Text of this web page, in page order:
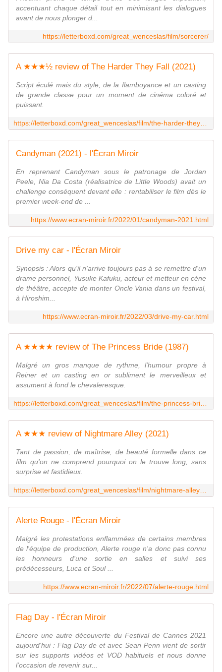
accentuant chaque détail tout en minimisant les dialogues
avant de nous plonger d...
https://letterboxd.com/great_wenceslas/film/sorcerer/
A ★★★½ review of The Harder They Fall (2021)
Script éculé mais du style, de la flamboyance et un casting
de grande classe pour un moment de cinéma coloré et
puissant.
Candyman (2021) - l'Écran Miroir
En reprenant Candyman sous le patronage de Jordan
Peele, Nia Da Costa (réalisatrice de Little Woods) avait un
challenge conséquent devant elle : rentabiliser le film dès le
premier week-end de ...
https://www.ecran-miroir.fr/2022/01/candyman-2021.html
Drive my car - l'Écran Miroir
Synopsis : Alors qu'il n'arrive toujours pas à se remettre d'un
drame personnel, Yusuke Kafuku, acteur et metteur en cène
de théâtre, accepte de monter Oncle Vania dans un festival,
à Hiroshim...
https://www.ecran-miroir.fr/2022/03/drive-my-car.html
A ★★★★ review of The Princess Bride (1987)
Malgré un gros manque de rythme, l'humour propre à
Reiner et un casting en or subliment le merveilleux et
assument à fond le chevaleresque.
A ★★★ review of Nightmare Alley (2021)
Tant de passion, de maîtrise, de beauté formelle dans ce
film qu'on ne comprend pourquoi on le trouve long, sans
surprise et fastidieux.
Alerte Rouge - l'Écran Miroir
Malgré les protestations enflammées de certains membres
de l'équipe de production, Alerte rouge n'a donc pas connu
les honneurs d'une sortie en salles et suivi ses
prédécesseurs, Luca et Soul ...
https://www.ecran-miroir.fr/2022/07/alerte-rouge.html
Flag Day - l'Écran Miroir
Encore une autre découverte du Festival de Cannes 2021
aujourd'hui : Flag Day de et avec Sean Penn vient de sortir
sur les supports vidéos et VOD habituels et nous donne
l'occasion de revenir sur...